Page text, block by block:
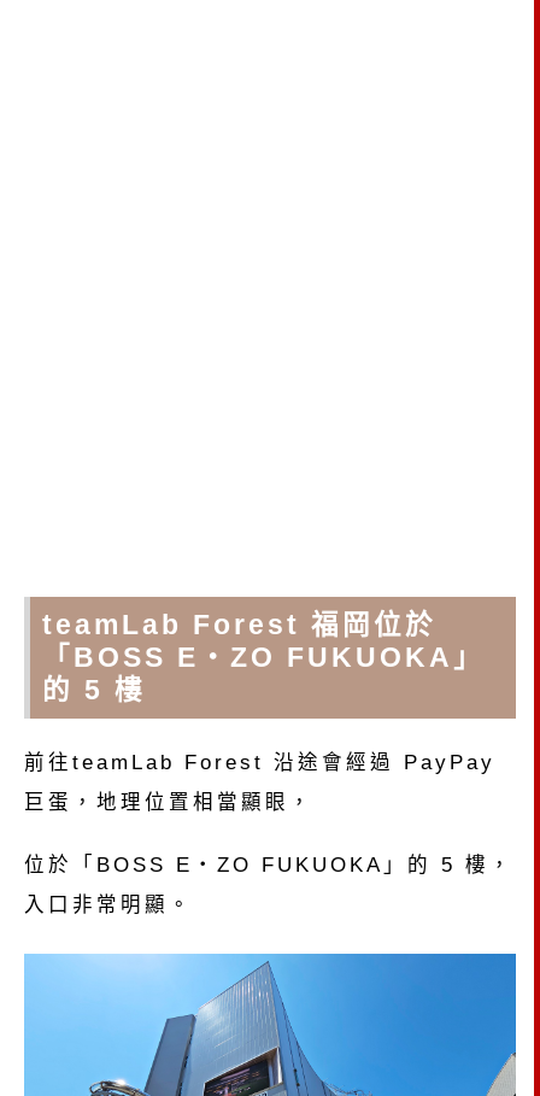
teamLab Forest 福岡位於
「BOSS E・ZO FUKUOKA」
的 5 樓
前往teamLab Forest 沿途會經過 PayPay
巨蛋，地理位置相當顯眼，
位於「BOSS E・ZO FUKUOKA」的 5 樓，
入口非常明顯。